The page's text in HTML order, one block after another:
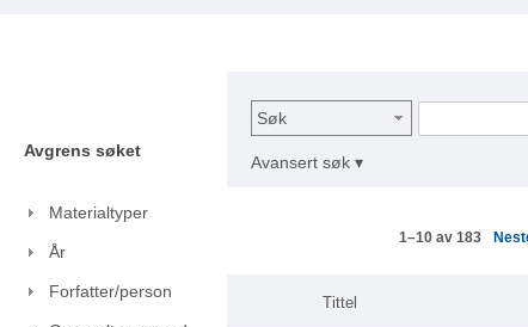
Avgrens søket
Materialtyper
År
Forfatter/person
Søk
Avansert søk ▾
1–10 av 183
Tittel